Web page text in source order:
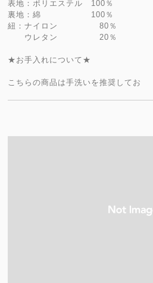
表地：ポリエステル 100％
裏地：綿 100％
紐：ナイロン 80％
ウレタン 20％
★お手入れについて★
こちらの商品は手洗いを推奨してお